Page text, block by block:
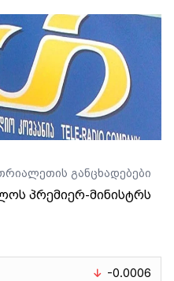
განცხადებები
პრემიერ-მინისტრს
-0.0006